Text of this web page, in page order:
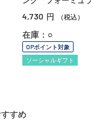
4,730 円 （税込）
在庫：○
OPポイント対象
ソーシャルギフト
すめ